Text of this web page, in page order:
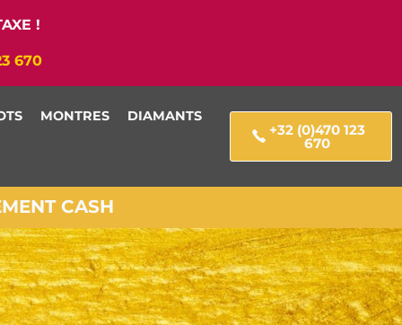
!
670
MONTRES DIAMANTS
+32 (0)470 123
670
CASH